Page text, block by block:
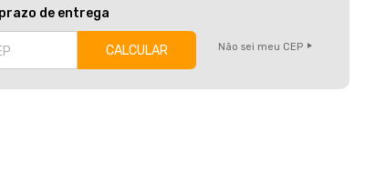
de entrega
Não sei meu CEP